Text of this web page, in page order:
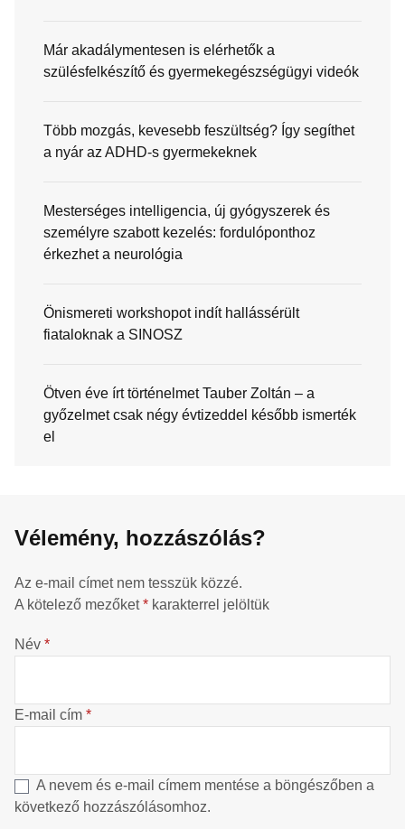
Már akadálymentesen is elérhetők a
szülésfelkészítő és gyermekegészségügyi videók
Több mozgás, kevesebb feszültség? Így segíthet
a nyár az ADHD-s gyermekeknek
Mesterséges intelligencia, új gyógyszerek és
személyre szabott kezelés: fordulóponthoz
érkezhet a neurológia
Önismereti workshopot indít hallássérült
fiataloknak a SINOSZ
Ötven éve írt történelmet Tauber Zoltán – a
győzelmet csak négy évtizeddel később ismerték
el
Vélemény, hozzászólás?
Az e-mail címet nem tesszük közzé.
A kötelező mezőket* karakterrel jelöltük
Név *
E-mail cím *
A nevem és e-mail címem mentése a böngészőben a
következő hozzászólásomhoz.